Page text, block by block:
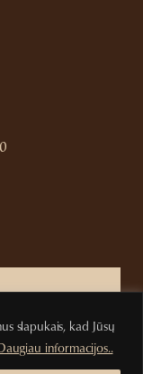
slapukais, kad Jūsų
informacijos..